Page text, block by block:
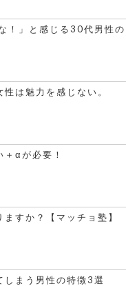
！」と感じる30代男性の
は魅力を感じない。
＋αが必要！
すか？【マッチョ塾】
しまう男性の特徴3選